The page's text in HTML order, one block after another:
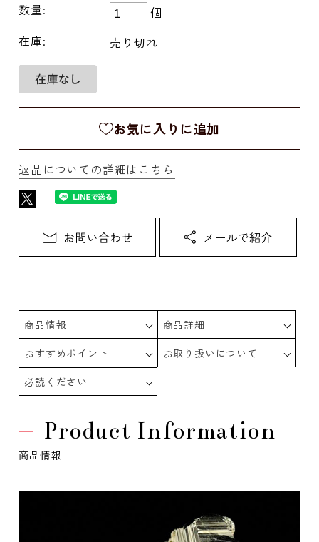
数量:
個
在庫:
売り切れ
お気に入りに追加
返品についての詳細はこちら
商品情報
商品詳細
おすすめポイント
お取り扱いについて
必読ください
Product Information
商品情報